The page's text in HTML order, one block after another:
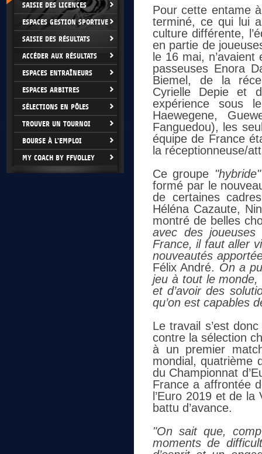
SAISIE DES LICENCES
ESPACES GESTION SPORTIVE
SAISIE DES RÉSULTATS
ACCÉDER AUX RÉSULTATS
ESPACES ENTRAÎNEURS
ESPACES ARBITRES
SÉLECTIONS EN PÔLES
TROUVER UN TOURNOI
BOURSE À L'EMPLOI
MY COACH BY FFVOLLEY
Pour cette entame
terminé, ce qui lui
culture différente,
en partie de
le 16 mai,
passeuses Enora
Biemel, de la
Cyrielle Depie et
expérience sous
Haewegene,
Fanguedou), les
équipe de France
la réceptionneuse/
Ce groupe "hybride"
formé par le
de certaines
Héléna Cazaute,
montré de belles
avec des joueuses
France, il faut aller
nouveautés
Félix André. On a
jeu à tout le monde,
et d’avoir des
qu’on est capables
Le travail s’est
contre la sélection
à un premier
mondial, quatrième
du Championnat
France a affrontée
l’Euro 2019 et de
battu d’avance.
"On sait que,
moments de